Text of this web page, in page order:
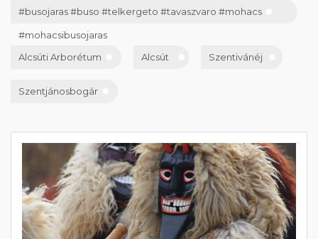
#busojaras #buso #telkergeto #tavaszvaro #mohacs
#mohacsibusojaras
Alcsúti Arborétum
Alcsút Szentivánéj
Szentjánosbogár